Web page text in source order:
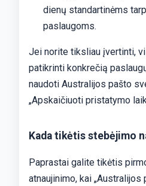
dienų standartinėms
paslaugoms.
Jei norite tiksliau įvertinti,
patikrinti konkrečią
naudoti Australijos pašto
„Apskaičiuoti pristatymo
Kada tikėtis stebėjimo
Paprastai galite tikėtis
atnaujinimo, kai